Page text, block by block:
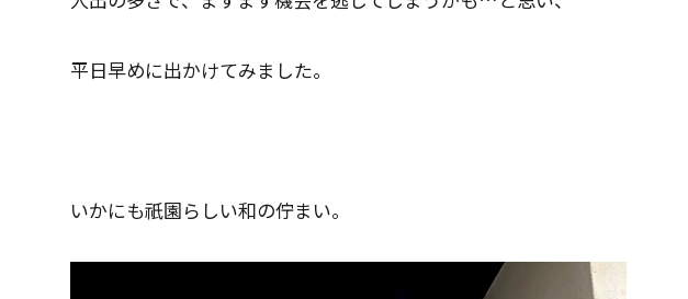
平日早めに出かけてみました。
いかにも祇園らしい和の佇まい。